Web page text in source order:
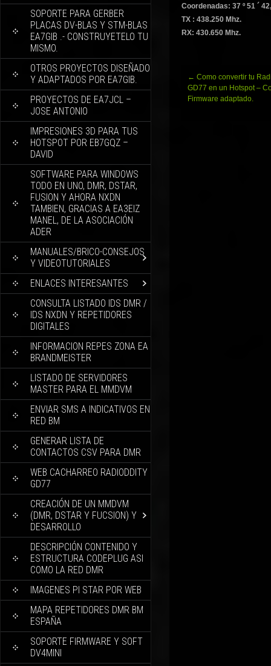
SOPORTE PARA GERBER
PLACAS DV-BLAS Y STM-BLAS
EA7GIB .- CONSTRUYETELO TU
MISMO.
OTROS PROYECTOS DISEÑADO
Y ADAPTADOS POR EA7GIB.
PROYECTOS DE EA7JCL –
JOSE ANTONIO
IMPRESIONES 3D PARA TUS
HOTSPOT POR EB7GQZ –
DAVID
SOFTWARE PARA WINDOWS
TODO EN UNO, DMR, DSTAR,
FUSION Y AHORA NXDN
TAMBIEN, GRACIAS A EA3EIZ
MANEL, DE LA ASOCIACIÓN
ADER
MANUALES/BRICO-CONSEJOS
Y VIDEOTUTORIALES
ENLACES INTERESANTES
CONSULTA LISTADO IDS DMR /
IDS NXDN Y REPETIDORES
DIGITALES
INFORMACION REPES ZONA EA
BRANDMEISTER
LISTADO DE SERVIDORES
MASTER PARA EL MMDVM
ENVIAR SMS A INDICATIVOS EN
RED BM
GENERAR LISTA DE
CONTACTOS CSV PARA DMR
WEB CACHARREO RADIODDITY
GD77
CREACIÓN DE UN MMDVM
(DMR, DSTAR Y FUCSION) Y
DESARROLLO
DESCRIPCIÓN CONTENIDO Y
ESTRUCTURA CODEPLUG ASI
COMO LA RED DMR
IMAGENES PI STAR POR WEB
MAPA REPETIDORES DMR BM
ESPAÑA
SOPORTE FIRMWARE Y SOFT
DV4MINI
Coordenadas: 37 º 51 ´
TX : 438.250 Mhz.
RX: 430.650 Mhz.
Navegación
de
entradas
← Como convertir tu
GD77 en un Hotspot –
Firmware adaptado.